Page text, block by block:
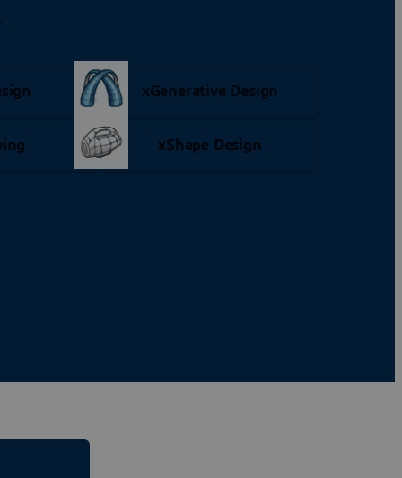
xGenerative Design
xShape Design